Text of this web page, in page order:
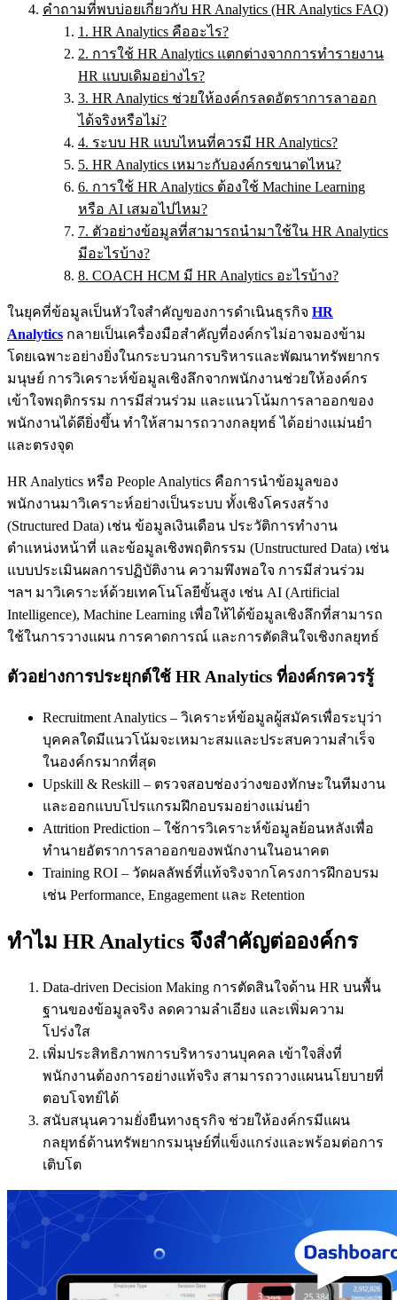
คำถามที่พบบ่อยเกี่ยวกับ HR Analytics (HR Analytics FAQ)
1. HR Analytics คืออะไร?
2. การใช้ HR Analytics แตกต่างจากการทำรายงาน
HR แบบเดิมอย่างไร?
3. HR Analytics ช่วยให้องค์กรลดอัตราการลาออก
ได้จริงหรือไม่?
4. ระบบ HR แบบไหนที่ควรมี HR Analytics?
5. HR Analytics เหมาะกับองค์กรขนาดไหน?
6. การใช้ HR Analytics ต้องใช้ Machine Learning
หรือ AI เสมอไปไหม?
7. ตัวอย่างข้อมูลที่สามารถนำมาใช้ใน HR Analytics
มีอะไรบ้าง?
8. COACH HCM มี HR Analytics อะไรบ้าง?
ในยุคที่ข้อมูลเป็นหัวใจสำคัญของการดำเนินธุรกิจ HR
Analytics กลายเป็นเครื่องมือสำคัญที่องค์กรไม่อาจมองข้าม
โดยเฉพาะอย่างยิ่งในกระบวนการบริหารและพัฒนาทรัพยากร
มนุษย์ การวิเคราะห์ข้อมูลเชิงลึกจากพนักงานช่วยให้องค์กร
เข้าใจพฤติกรรม การมีส่วนร่วม และแนวโน้มการลาออกของ
พนักงานได้ดียิ่งขึ้น ทำให้สามารถวางกลยุทธ์ ได้อย่างแม่นยำ
และตรงจุด
HR Analytics หรือ People Analytics คือการนำข้อมูลของ
พนักงานมาวิเคราะห์อย่างเป็นระบบ ทั้งเชิงโครงสร้าง
(Structured Data) เช่น ข้อมูลเงินเดือน ประวัติการทำงาน
ตำแหน่งหน้าที่ และข้อมูลเชิงพฤติกรรม (Unstructured Data) เช่น
แบบประเมินผลการปฏิบัติงาน ความพึงพอใจ การมีส่วนร่วม
ฯลฯ มาวิเคราะห์ด้วยเทคโนโลยีขั้นสูง เช่น AI (Artificial
Intelligence), Machine Learning เพื่อให้ได้ข้อมูลเชิงลึกที่สามารถ
ใช้ในการวางแผน การคาดการณ์ และการตัดสินใจเชิงกลยุทธ์
ตัวอย่างการประยุกต์ใช้ HR Analytics ที่องค์กรควรรู้
Recruitment Analytics – วิเคราะห์ข้อมูลผู้สมัครเพื่อระบุว่า
บุคคลใดมีแนวโน้มจะเหมาะสมและประสบความสำเร็จ
ในองค์กรมากที่สุด
Upskill & Reskill – ตรวจสอบช่องว่างของทักษะในทีมงาน
และออกแบบโปรแกรมฝึกอบรมอย่างแม่นยำ
Attrition Prediction – ใช้การวิเคราะห์ข้อมูลย้อนหลังเพื่อ
ทำนายอัตราการลาออกของพนักงานในอนาคต
Training ROI – วัดผลลัพธ์ที่แท้จริงจากโครงการฝึกอบรม
เช่น Performance, Engagement และ Retention
ทำไม HR Analytics จึงสำคัญต่อองค์กร
Data-driven Decision Making การตัดสินใจด้าน HR บนพื้น
ฐานของข้อมูลจริง ลดความลำเอียง และเพิ่มความ
โปร่งใส
เพิ่มประสิทธิภาพการบริหารงานบุคคล เข้าใจสิ่งที่
พนักงานต้องการอย่างแท้จริง สามารถวางแผนนโยบายที่
ตอบโจทย์ได้
สนับสนุนความยั่งยืนทางธุรกิจ ช่วยให้องค์กรมีแผน
กลยุทธ์ด้านทรัพยากรมนุษย์ที่แข็งแกร่งและพร้อมต่อการ
เติบโต